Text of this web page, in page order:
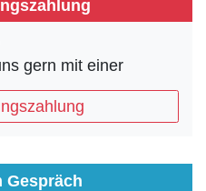
gern mit einer
Gespräch